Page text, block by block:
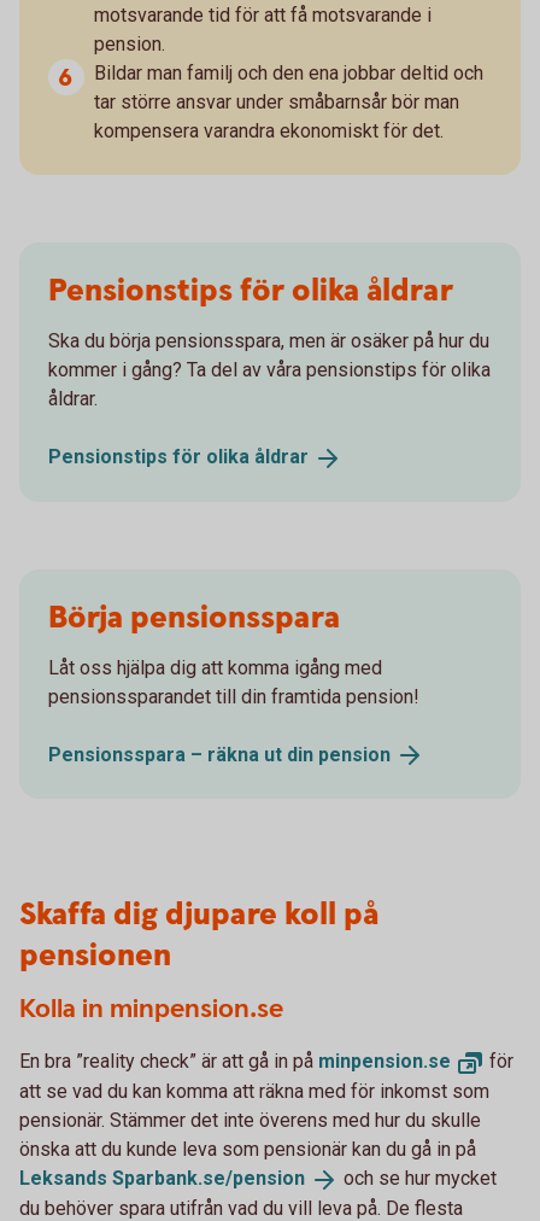
motsvarande tid för att få motsvarande i
pension.
Bildar man familj och den ena jobbar deltid och
tar större ansvar under småbarnsår bör man
kompensera varandra ekonomiskt för det.
Pensionstips för olika åldrar
Ska du börja pensionsspara, men är osäker på hur du
kommer i gång? Ta del av våra pensionstips för olika
åldrar.
Pensionstips för olika åldrar
Börja pensionsspara
Låt oss hjälpa dig att komma igång med
pensionssparandet till din framtida pension!
Pensionsspara – räkna ut din pension
Skaffa dig djupare koll på
pensionen
Kolla in minpension.se
En bra ”reality check” är att gå in på minpension.se
för
att se vad du kan komma att räkna med för inkomst som
pensionär. Stämmer det inte överens med hur du skulle
önska att du kunde leva som pensionär kan du gå in på
Leksands Sparbank.se/pension
och se hur mycket
du behöver spara utifrån vad du vill leva på. De flesta